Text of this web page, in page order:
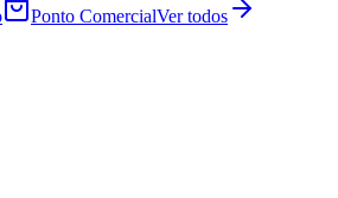
Ponto ComercialVer todos